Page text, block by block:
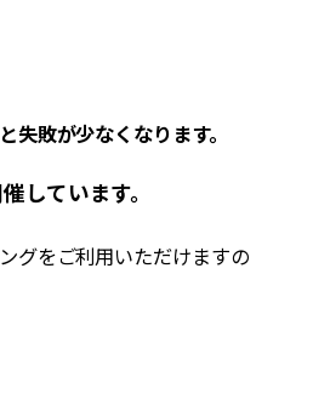
失敗が少なくなります。
しています。
グをご利用いただけますの